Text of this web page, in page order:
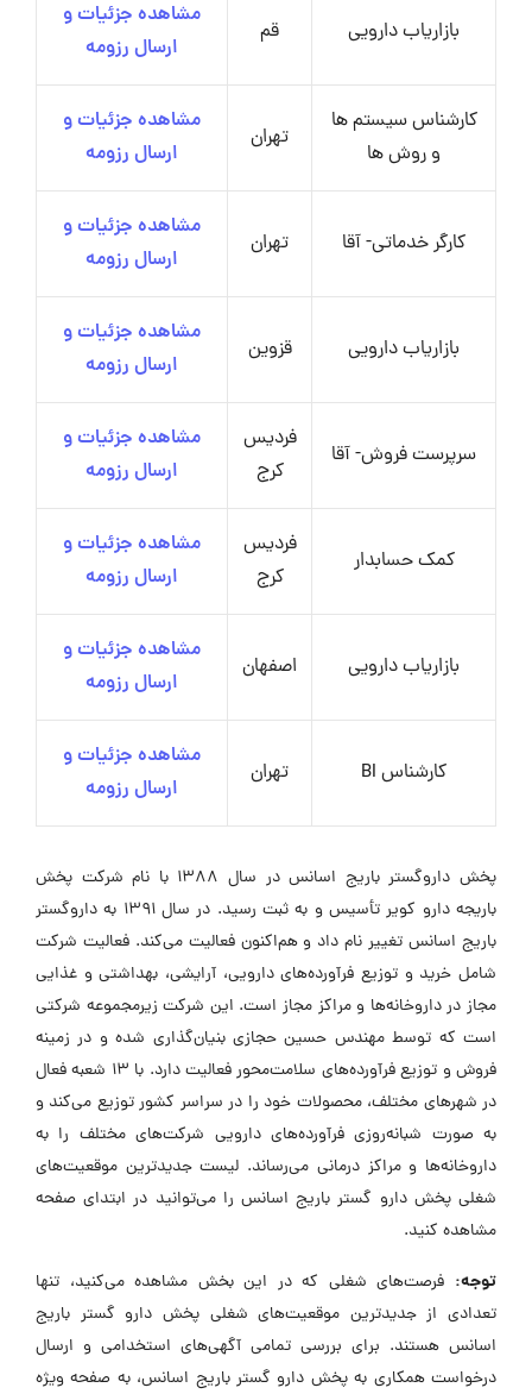
بازاریاب دارویی قم
مشاهده جزئیات و
ارسال رزومه
کارشناس سیستم ها
و روش ها
تهران
مشاهده جزئیات و
ارسال رزومه
کارگر خدماتی- آقا تهران
مشاهده جزئیات و
ارسال رزومه
بازاریاب دارویی قزوین
مشاهده جزئیات و
ارسال رزومه
سرپرست فروش- آقا
فردیس
کرج
مشاهده جزئیات و
ارسال رزومه
کمک حسابدار
فردیس
کرج
مشاهده جزئیات و
ارسال رزومه
بازاریاب دارویی اصفهان
مشاهده جزئیات و
ارسال رزومه
کارشناس BI تهران
مشاهده جزئیات و
ارسال رزومه
پخش داروگستر باریج اسانس در سال ۱۳۸۸ با نام شرکت پخش
باریجه دارو کویر تأسیس و به ثبت رسید. در سال ۱۳۹۱ به داروگستر
باریج اسانس تغییر نام داد و هم‌اکنون فعالیت می‌کند. فعالیت شرکت
شامل خرید و توزیع فرآورده‌های دارویی، آرایشی، بهداشتی و غذایی
مجاز در داروخانه‌ها و مراکز مجاز است. این شرکت زیرمجموعه شرکتی
است که توسط مهندس حسین حجازی بنیان‌گذاری شده و در زمینه
فروش و توزیع فرآورده‌های سلامت‌محور فعالیت دارد. با ۱۳ شعبه فعال
در شهرهای مختلف، محصولات خود را در سراسر کشور توزیع می‌کند و
به صورت شبانه‌روزی فرآورده‌های دارویی شرکت‌های مختلف را به
داروخانه‌ها و مراکز درمانی می‌رساند. لیست جدیدترین موقعیت‌های
شغلی پخش دارو گستر باریج اسانس را می‌توانید در ابتدای صفحه
مشاهده کنید.
توجه: فرصت‌های شغلی که در این بخش مشاهده می‌کنید، تنها
تعدادی از جدیدترین موقعیت‌های شغلی پخش دارو گستر باریج
اسانس هستند. برای بررسی تمامی آگهی‌های استخدامی و ارسال
درخواست همکاری به پخش دارو گستر باریج اسانس، به صفحه ویژه